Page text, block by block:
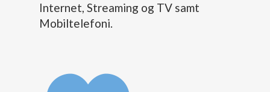
Internet, Streaming og TV samt
Mobiltelefoni.